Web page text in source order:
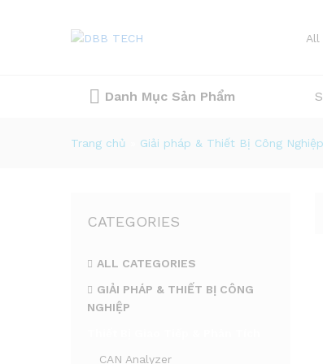
All
Danh Mục Sản Phẩm
Trang chủ Giải pháp & Thiết Bị Công Nghiệp
CATEGORIES
ALL CATEGORIES
GIẢI PHÁP & THIẾT BỊ CÔNG
NGHIỆP
CAN Analyzer